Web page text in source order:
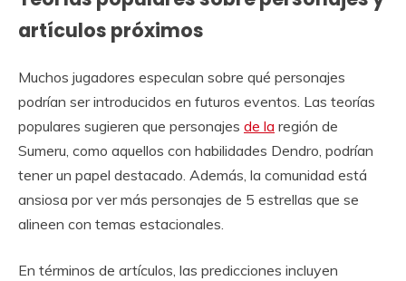
artículos próximos
Muchos jugadores especulan sobre qué personajes
podrían ser introducidos en futuros eventos. Las teorías
populares sugieren que personajes de la región de
Sumeru, como aquellos con habilidades Dendro, podrían
tener un papel destacado. Además, la comunidad está
ansiosa por ver más personajes de 5 estrellas que se
alineen con temas estacionales.
En términos de artículos, las predicciones incluyen